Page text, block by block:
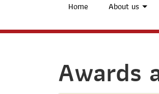
Home About us
Awards